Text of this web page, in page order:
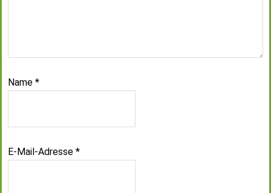
Name *
E-Mail-Adresse *